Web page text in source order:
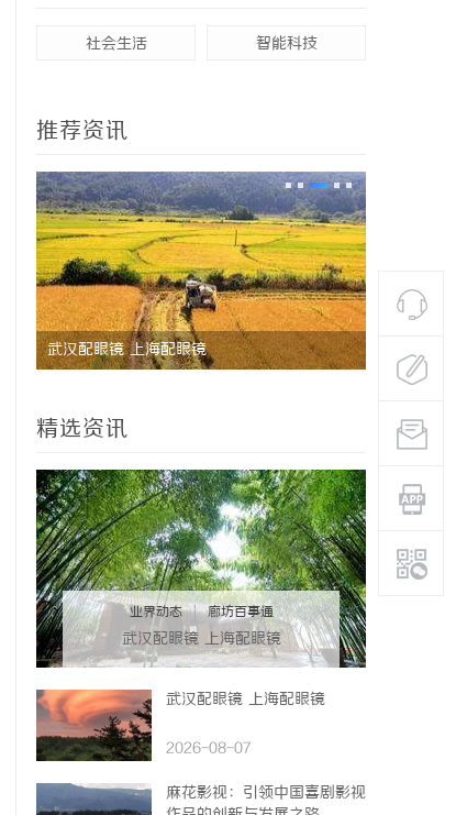
社会生活 智能科技
推荐资讯
武汉配眼镜 上海配眼镜 武汉配眼
精选资讯
业界动态 | 廊坊百事通
武汉配眼镜 上海配眼镜
武汉配眼镜 上海配眼镜
2026-08-07
麻花影视：引领中国喜剧影视